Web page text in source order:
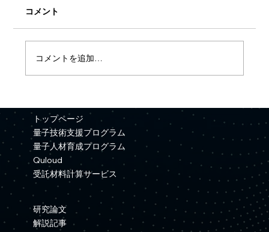
を用いた材料シミュレーション基盤の開
発」がNEDO事業に採択
コメント
コメントを追加…
トップページ
量子技術支援プログラム
量子人材育成プログラム
Quloud
受託材料計算サービス
研究論文
解説記事